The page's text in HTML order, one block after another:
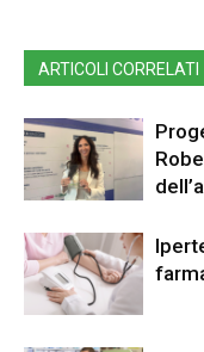
ARTICOLI CORRELATI